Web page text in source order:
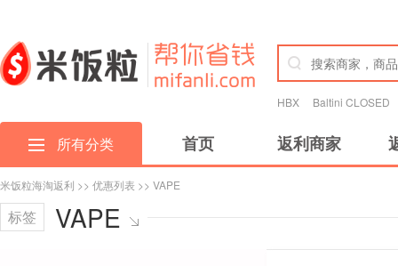
HBX Baltini CLOSED
所有分类 首页 返利商家
米饭粒海淘返利 >> 优惠列表 >> VAPE
标签 VAPE